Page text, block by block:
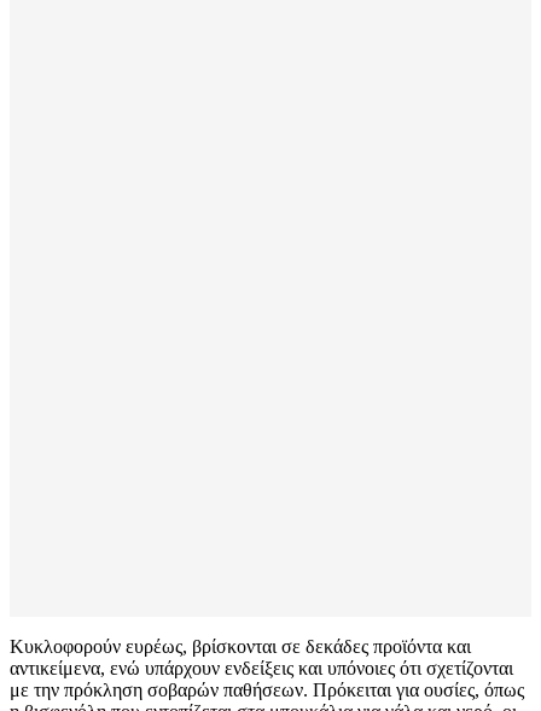
Κυκλοφορούν ευρέως, βρίσκονται σε δεκάδες προϊόντα και
αντικείμενα, ενώ υπάρχουν ενδείξεις και υπόνοιες ότι σχετίζονται
με την πρόκληση σοβαρών παθήσεων. Πρόκειται για ουσίες, όπως